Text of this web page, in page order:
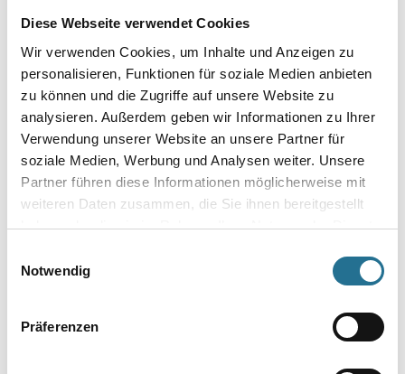
Diese Webseite verwendet Cookies
Wir verwenden Cookies, um Inhalte und Anzeigen zu
personalisieren, Funktionen für soziale Medien anbieten
zu können und die Zugriffe auf unsere Website zu
analysieren. Außerdem geben wir Informationen zu Ihrer
Verwendung unserer Website an unsere Partner für
soziale Medien, Werbung und Analysen weiter. Unsere
Partner führen diese Informationen möglicherweise mit
weiteren Daten zusammen, die Sie ihnen bereitgestellt
haben oder die sie im Rahmen Ihrer Nutzung der Dienste
Notwendig
Präferenzen
Umrechnungsfaktoren